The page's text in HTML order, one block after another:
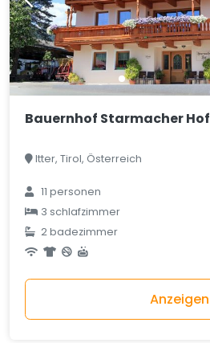
Bauernhof Starmacher Hof
Itter, Tirol, Österreich
11 personen
3 schlafzimmer
2 badezimmer
Anzeigen